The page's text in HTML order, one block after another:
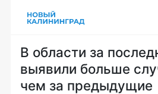
В области за
выявили больше
чем за предыдущие